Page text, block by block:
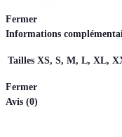
Fermer
Informations
Tailles XS, S, M, L, XL,
Fermer
Avis (0)